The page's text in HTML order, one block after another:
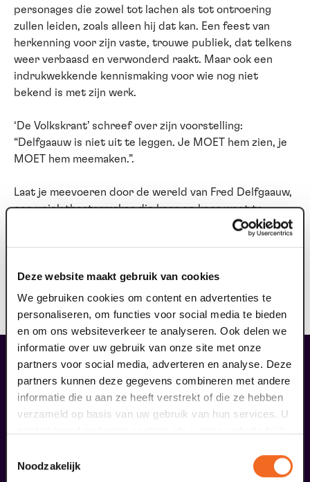
Deze website maakt gebruik van cookies
We gebruiken cookies om content en advertenties te
personaliseren, om functies voor social media te bieden
en om ons websiteverkeer te analyseren. Ook delen we
informatie over uw gebruik van onze site met onze
partners voor social media, adverteren en analyse. Deze
partners kunnen deze gegevens combineren met andere
informatie die u aan ze heeft verstrekt of die ze hebben
verzameld op basis van uw gebruik van hun services. U
Noodzakelijk
personages die zowel tot lachen als tot ontroering
zullen leiden, zoals alleen hij dat kan. Een feest van
herkenning voor zijn vaste, trouwe publiek, dat telkens
weer verbaasd en verwonderd raakt. Maar ook een
indrukwekkende kennismaking voor wie nog niet
bekend is met zijn werk.
‘De Volkskrant’ schreef over zijn voorstelling:
“Delfgaauw is niet uit te leggen. Je MOET hem zien, je
MOET hem meemaken.”.
Laat je meevoeren door de wereld van Fred Delfgaauw,
een uniek theatermaker die keer op keer weet te
raken. Fred werd onlangs internationaal onderscheiden
De Volkskrant|“Delfgaauw is niet uit te leggen. Je
MOET hem zien, je MOET hem meemaken.”
liefhebbers bestelden ook...
09